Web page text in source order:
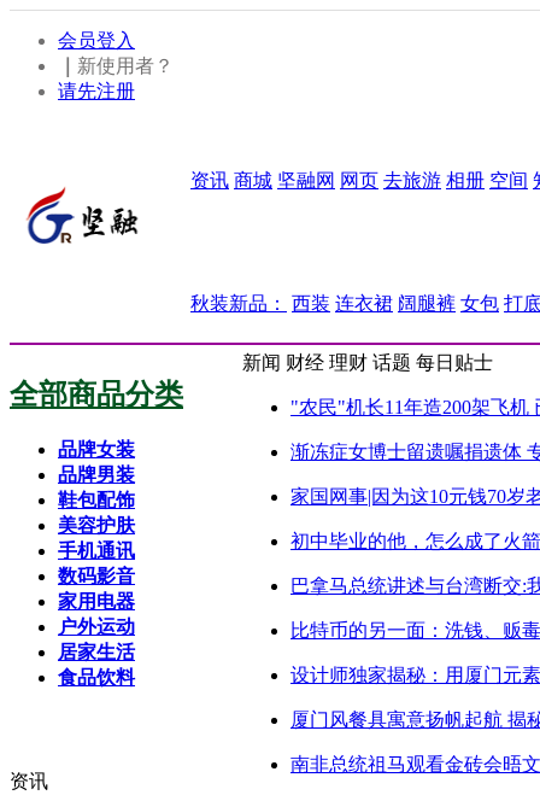
会员登入
新使用者？
请先注册
资讯 商城 坚融网 网页 去旅游 相册 空间
秋装新品： 西装 连衣裙 阔腿裤 女包 打
全部商品分类
品牌女装
品牌男装
鞋包配饰
美容护肤
手机通讯
数码影音
家用电器
户外运动
居家生活
食品饮料
资讯
新闻 财经 理财 话题 每日贴士
"农民"机长11年造200架飞机
渐冻症女博士留遗嘱捐遗体
家国网事|因为这10元钱70岁
初中毕业的他，怎么成了火
巴拿马总统讲述与台湾断交:
比特币的另一面：洗钱、贩
设计师独家揭秘：用厦门元
厦门风餐具寓意扬帆起航 揭
南非总统祖马观看金砖会晤